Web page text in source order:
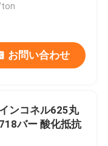
ton
お問い合わせ
ンコネル625丸
バー 酸化抵抗